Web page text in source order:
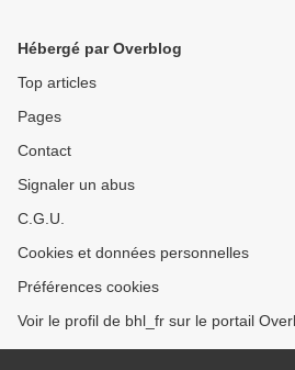
Hébergé par Overblog
Top articles
Pages
Contact
Signaler un abus
C.G.U.
Cookies et données personnelles
Préférences cookies
Voir le profil de bhl_fr sur le portail